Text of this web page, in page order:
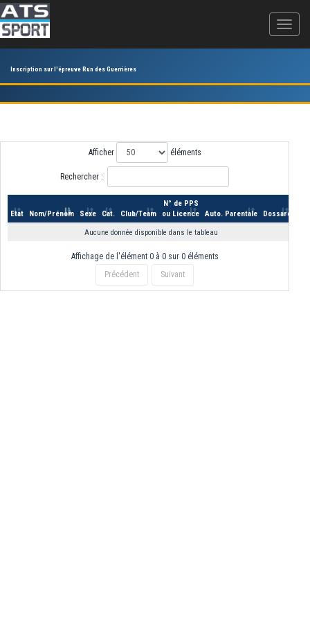
Inscription sur l'épreuve Run des Guerrières
Afficher éléments
Rechercher :
Etat Nom/Prénom Sexe Cat. Club/Team
N° de PPS
ou Licence
Auto. Parentale Dossard
Aucune donnée disponible dans le tableau
Affichage de l'élément 0 à 0 sur 0 éléments
Précédent
Suivant